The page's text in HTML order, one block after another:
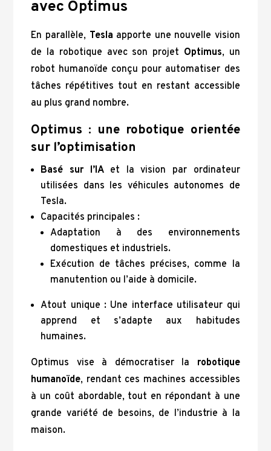
avec Optimus
En parallèle, Tesla apporte une nouvelle vision
de la robotique avec son projet Optimus, un
robot humanoïde conçu pour automatiser des
tâches répétitives tout en restant accessible
au plus grand nombre.
Optimus : une robotique orientée
sur l’optimisation
Basé sur l’IAet la vision par ordinateur
utilisées dans les véhicules autonomes de
Tesla.
Capacités principales :
Adaptation à des environnements
domestiques et industriels.
Exécution de tâches précises, comme la
manutention ou l’aide à domicile.
Atout unique : Une interface utilisateur qui
apprend et s’adapte aux habitudes
humaines.
Optimus vise à démocratiser la robotique
humanoïde, rendant ces machines accessibles
à un coût abordable, tout en répondant à une
grande variété de besoins, de l’industrie à la
maison.